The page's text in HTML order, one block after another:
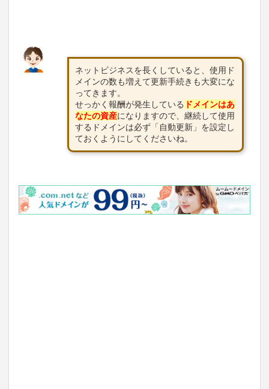
ネットビジネスを長くしていると、使用ド
メインの数も増えて更新手続きも大変にな
ってきます。
せっかく報酬が発生している ドメインはあ
なたの資産になりますので、継続して使用
するドメインは必ず「自動更新」を設定し
ておくようにしてくださいね。